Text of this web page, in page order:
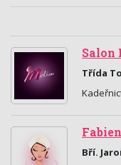
Salon
Třída
Fabien
Bří.